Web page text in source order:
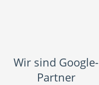
Wir sind Google-
Partner